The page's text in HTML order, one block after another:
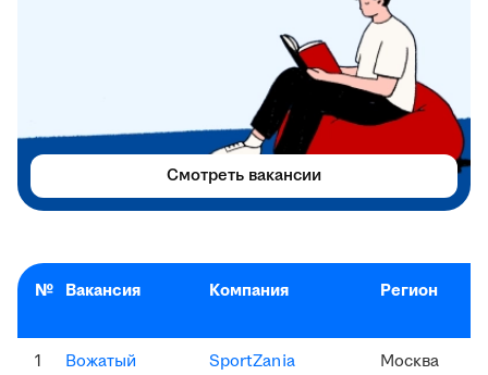
№ Вакансия Компания Регион
1 Вожатый SportZania Москва
Смотреть вакансии